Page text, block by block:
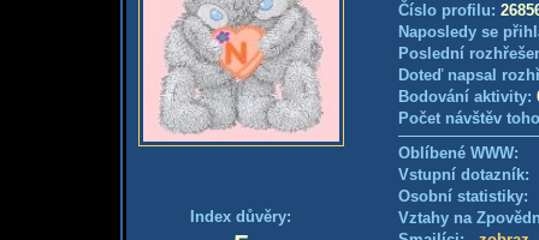
Index důvěry:
Číslo profilu:
Naposledy se
Poslední
Doteď napsal
Bodování aktivity:
Počet návštěv
Oblíbené WWW:
Vstupní
Osobní
Vztahy na